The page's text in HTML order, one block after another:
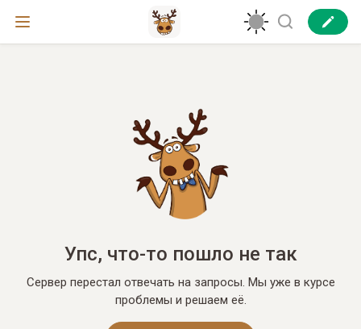
Упс, что-то пошло не так
Сервер перестал отвечать на запросы. Мы уже в курсе
проблемы и решаем её.